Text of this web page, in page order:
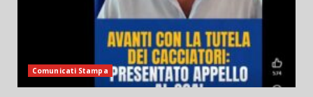
Comunicati Stampa